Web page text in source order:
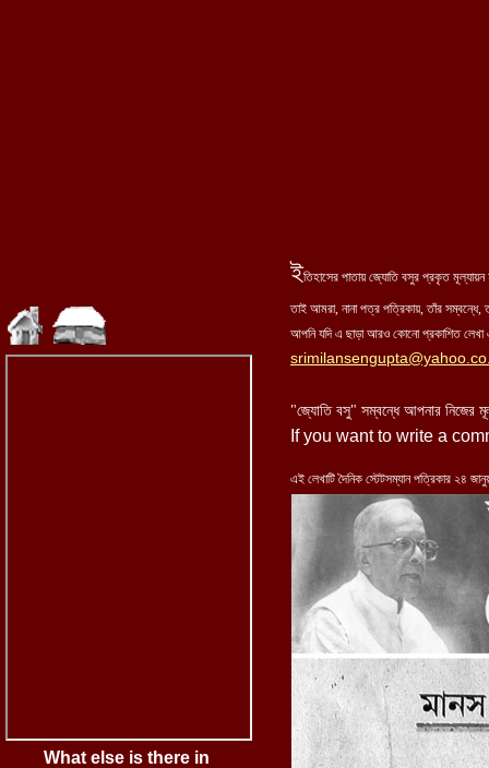
ইতিহাসের পাতায় জ্যোতি বসুর প্রকৃত
তাই আমরা, নানা পত্র পত্রিকায়, তাঁর সম্বন্ধে,
আপনি যদি এ ছাড়া আরও কোনো প্রকাশিত লেখা
"জ্যোতি বসু" সম্বন্ধে আপনার নিজের
If you want to write a
এই লেখাটি দৈনিক স্টেটসম্যান পত্রিকার ২৪
What else is there in